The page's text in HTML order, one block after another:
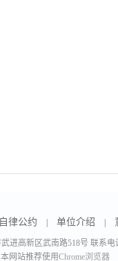
自律公约 单位介绍
进高新区武南路518号 联系电
网站推荐使用Chrome浏览器